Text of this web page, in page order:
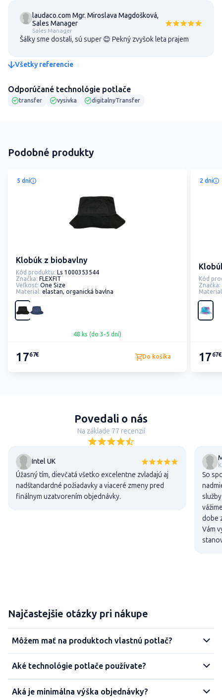
laudaco.com Mgr. Miroslava Magdošková,
Sales Manager
Sales Manager
Šálky sme dostali, sú super 😊 Pekný zvyšok leta prajem
Všetky referencie
Odporúčané technológie potlače
transfer vysivka digitalnyTransfer
Podobné produkty
5 dní
Klobúk z biobavlny
Kód produktu: Ls 1000353544
Značka: FLEXFIT
Veľkosť: One Size
Material: elastan, organická bavlna
48 ks (do 3-5 dní)
1767€ Do košíka
2 dni
Kód
Značka:
17 67€
Povedali o nás
Na základe 77 recenzií
Intel UK
Úžasný tím, dievčatá všetko excelentne zvladajú aj
nadštandardné požiadavky a viaceré zmeny pred
finálnym uzatvorením objednávky.
So
dobe
Vám
Najčastejšie otázky pri nákupe
Môžem mať na produktoch vlastnú potlač?
Aké technológie potlače používate?
Aká je minimálna výška objednávky?